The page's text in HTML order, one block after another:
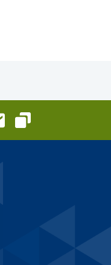
Email
Copy link